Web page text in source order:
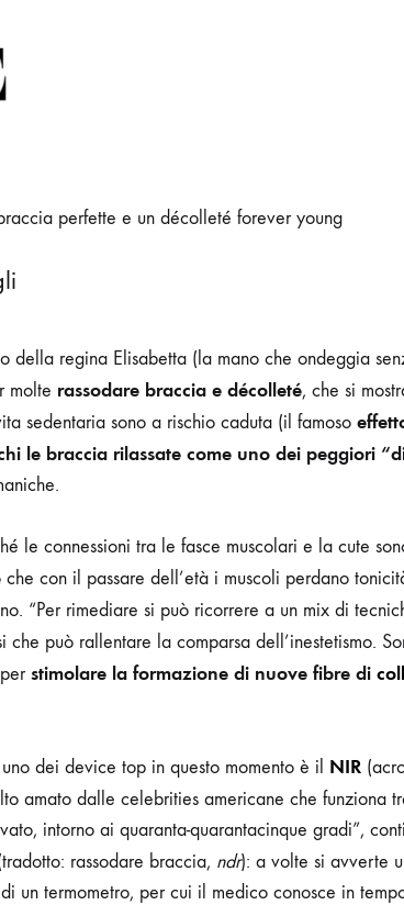
perfette e un décolleté forever young
regina Elisabetta (la mano che ondeggia
molte rassodare braccia e décolleté, che si
sedentaria sono a rischio caduta (il famoso
le braccia rilassate come uno dei peggiori
le connessioni tra le fasce muscolari e la cute
che con il passare dell’età i muscoli perdano
“Per rimediare si può ricorrere a un mix di
che può rallentare la comparsa dell’inestetismo.
stimolare la formazione di nuove fibre di
dei device top in questo momento è il NIR
amato dalle celebrities americane che funziona
intorno ai quaranta-quarantacinque gradi”,
rassodare braccia, ndr): a volte si avverte
un termometro, per cui il medico conosce in